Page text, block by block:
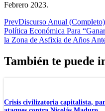
Febrero 2023.
PrevDiscurso Anual
Política Económica Para
la Zona de Asfixia de Años
También te puede
Crisis civilizatoria capitalista,